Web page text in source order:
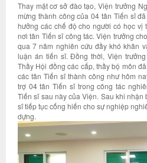
Thay mặt cơ sở đào tạo, Viện trưởng
mừng thành công của 04 tân Tiến sĩ
hưởng các chế độ cho người có học vị
nơi tân Tiến sĩ công tác. Viện trưởng
qua 7 năm nghiên cứu đầy khó khăn
luận án tiến sĩ. Đồng thời, Viện
Thầy Hội đồng các cấp, thầy bộ môn
các tân Tiến sĩ thành công như hôm
trợ 04 tân Tiến sĩ trong công tác
Tiến sĩ sau này của Viện. Sau khi
sĩ tiếp tục cống hiến cho sự nghiệp
dựng.